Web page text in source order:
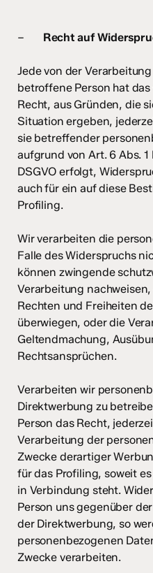
– Recht auf
Jede von der
betroffene Person hat
Recht, aus Gründen, die
Situation ergeben,
sie betreffender
aufgrund von Art. 6 Abs.
DSGVO erfolgt,
auch für ein auf diese
Profiling.
Wir verarbeiten die
Falle des Widerspruchs
können zwingende
Verarbeitung
Rechten und Freiheiten
überwiegen, oder die
Geltendmachung,
Rechtsansprüchen.
Verarbeiten wir
Direktwerbung zu
Person das Recht,
Verarbeitung der
Zwecke derartiger
für das Profiling, soweit
in Verbindung steht.
Person uns gegenüber
der Direktwerbung, so
personenbezogenen
Zwecke verarbeiten.